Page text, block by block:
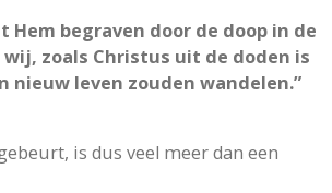
Hem begraven door de doop in de
zoals Christus uit de doden is
nieuw leven zouden wandelen.”
is dus veel meer dan een